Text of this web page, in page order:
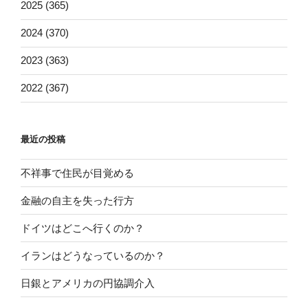
2025 (365)
2024 (370)
2023 (363)
2022 (367)
最近の投稿
不祥事で住民が目覚める
金融の自主を失った行方
ドイツはどこへ行くのか？
イランはどうなっているのか？
日銀とアメリカの円協調介入